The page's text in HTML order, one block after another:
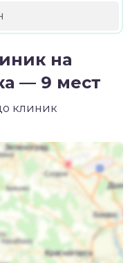
на
— 9 мест
клиник